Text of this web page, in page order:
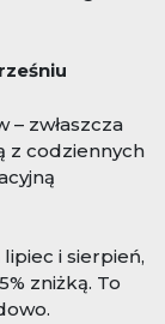
– zwłaszcza
z codziennych
i sierpień,
zniżką. To